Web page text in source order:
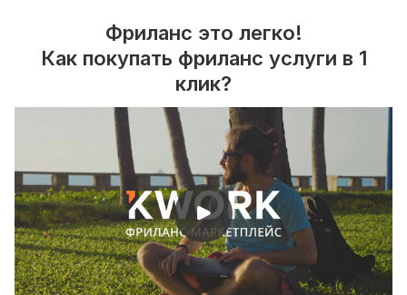
Фриланс это легко!
Как покупать фриланс услуги в 1
клик?